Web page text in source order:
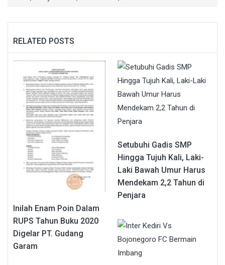
RELATED POSTS
Inilah Enam Poin Dalam
RUPS Tahun Buku 2020
Digelar PT. Gudang
Garam
Setubuhi Gadis SMP
Hingga Tujuh Kali, Laki-
Laki Bawah Umur Harus
Mendekam 2,2 Tahun di
Penjara